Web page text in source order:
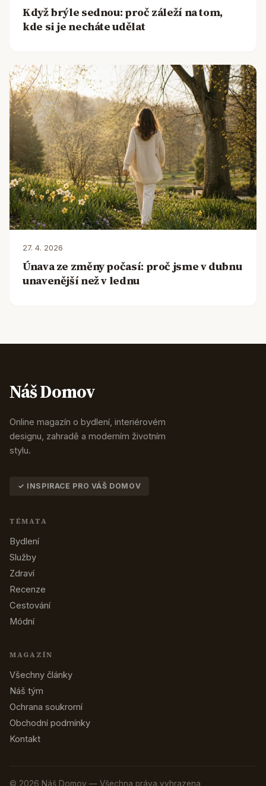
Když brýle sednou: proč záleží na tom,
kde si je necháte udělat
27. 4. 2026
Únava ze změny počasí: proč jsme v dubnu
unavenější než v lednu
Náš Domov
Online magazín o bydlení, interiérovém
designu, zahradě a moderním životním
stylu.
✓ INSPIRACE PRO VÁŠ DOMOV
TÉMATA
Bydlení
Služby
Zdraví
Recenze
Cestování
Módní
MAGAZÍN
Všechny články
Náš tým
Ochrana soukromí
Obchodní podmínky
Kontakt
© 2026 Náš Domov — Všechna práva vyhrazena